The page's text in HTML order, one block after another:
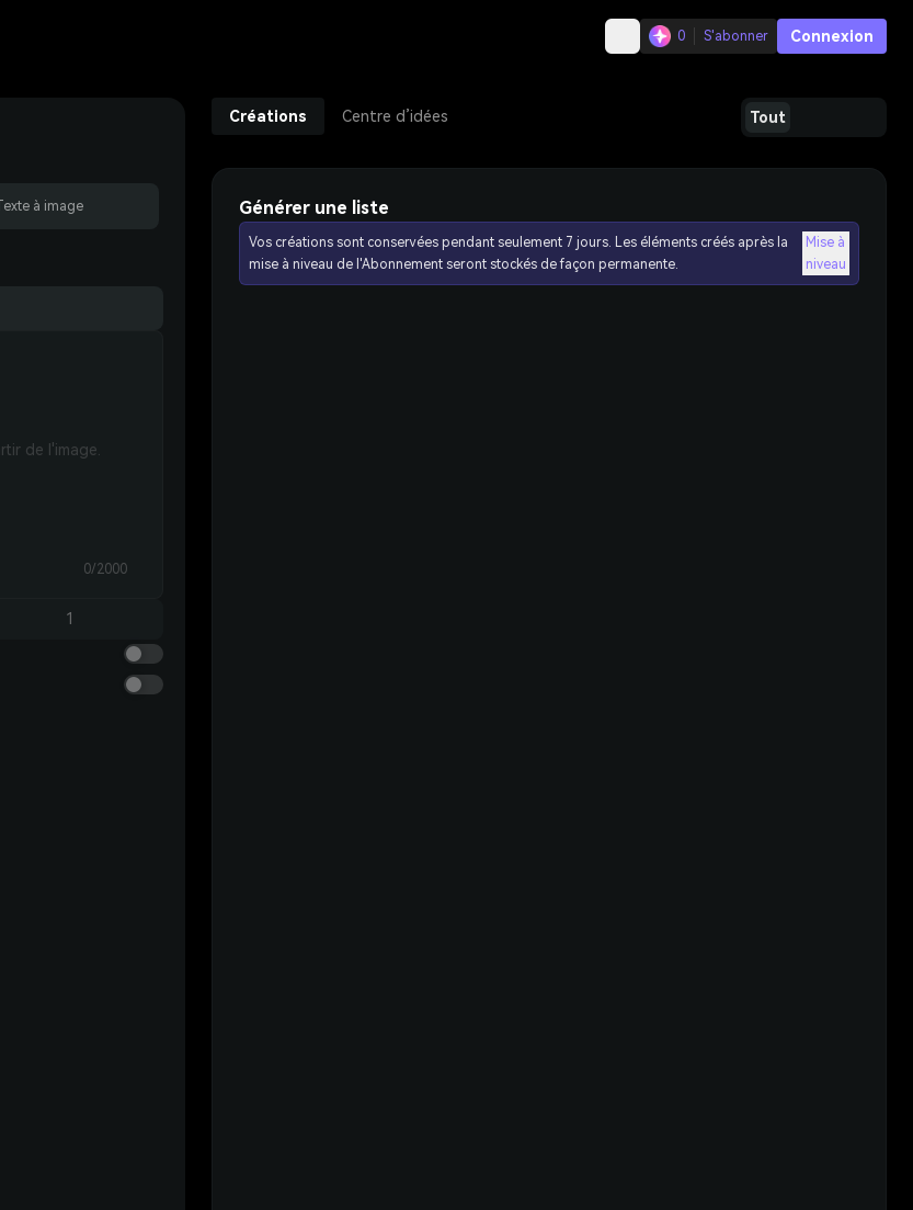
0 S'abonner Connexion
Texte à image
0/2000
1
Créations Centre d’idées Tout
Générer une liste
Vos créations sont conservées pendant seulement 7 jours. Les éléments créés après la
mise à niveau de l'Abonnement seront stockés de façon permanente.
Mise à
niveau